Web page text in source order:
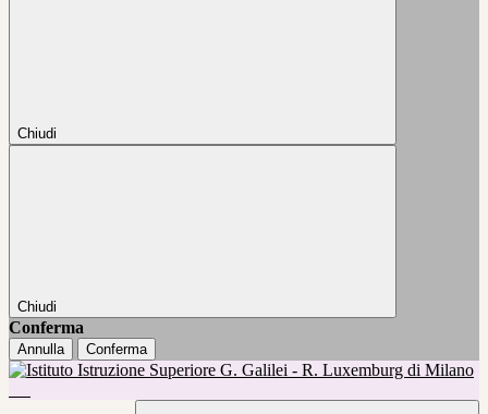
Chiudi
Chiudi
Conferma
Annulla Conferma